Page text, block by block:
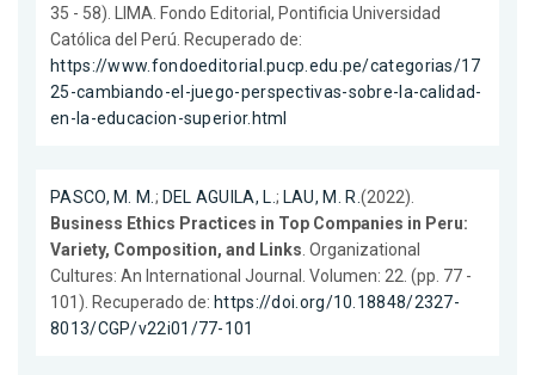
35 - 58). LIMA. Fondo Editorial, Pontificia Universidad
Católica del Perú. Recuperado de:
https://www.fondoeditorial.pucp.edu.pe/categorias/17
25-cambiando-el-juego-perspectivas-sobre-la-calidad-
en-la-educacion-superior.html
PASCO, M. M. ; DEL AGUILA, L. ; LAU, M. R. (2022).
Business Ethics Practices in Top Companies in Peru:
Variety, Composition, and Links . Organizational
Cultures: An International Journal. Volumen: 22. (pp. 77 -
101). Recuperado de: https://doi.org/10.18848/2327-
8013/CGP/v22i01/77-101